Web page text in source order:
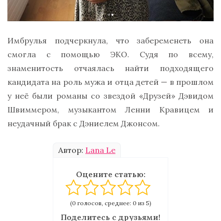
Имбрулья подчеркнула, что забеременеть она
смогла с помощью ЭКО. Судя по всему,
знаменитость отчаялась найти подходящего
кандидата на роль мужа и отца детей — в прошлом
у неё были романы со звездой «Друзей» Дэвидом
Швиммером, музыкантом Ленни Кравицем и
неудачный брак с Дэниелем Джонсом.
Автор: Lana Le
Оцените статью:
(0 голосов, среднее: 0 из 5)
Поделитесь с друзьями!